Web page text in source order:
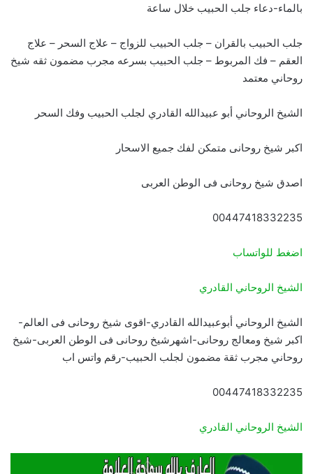
بالماء-دعاء جلب الحبيب خلال ساعة
جلب الحبيب بالقران – جلب الحبيب للزواج – علاج السحر – علاج
العقم – فك المربوط – جلب الحبيب بسرعه مجرب مضمون ثقه شيخ
روحاني معتمد
الشيخ الروحاني أبو عبيدالله القادري لجلب الحبيب وفك السحر
اكبر شيخ روحانى متمكن لفك جميع الاسحار
اصدق شيخ روحانى فى الوطن العربى
00447418332235
اضغط للواتساب
الشيخ الروحاني القادري
الشيخ الروحاني أبوعبيدالله القادري-اقوى شيخ روحانى فى العالم-
اكبر شيخ ومعالج روحانى-اشهرشيخ روحانى فى الوطن العربى-شيخ
روحاني مجرب ثقة مضمون لجلب الحبيب-رقم واتس اب
00447418332235
الشيخ الروحاني القادري